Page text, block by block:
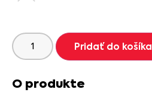
Pridať do košíka
O produkte